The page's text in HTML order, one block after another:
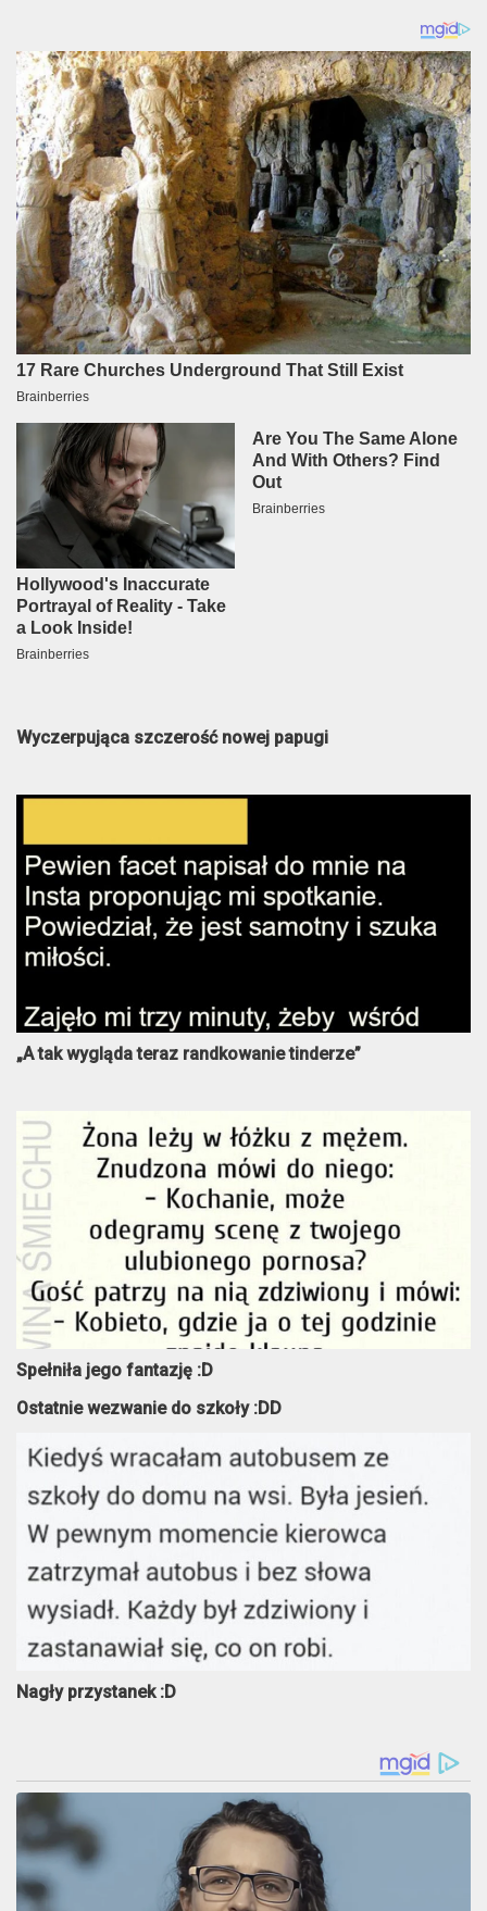
Wyczerpująca szczerość nowej papugi
„A tak wygląda teraz randkowanie tinderze”
Spełniła jego fantazję :D
Ostatnie wezwanie do szkoły :DD
Nagły przystanek :D